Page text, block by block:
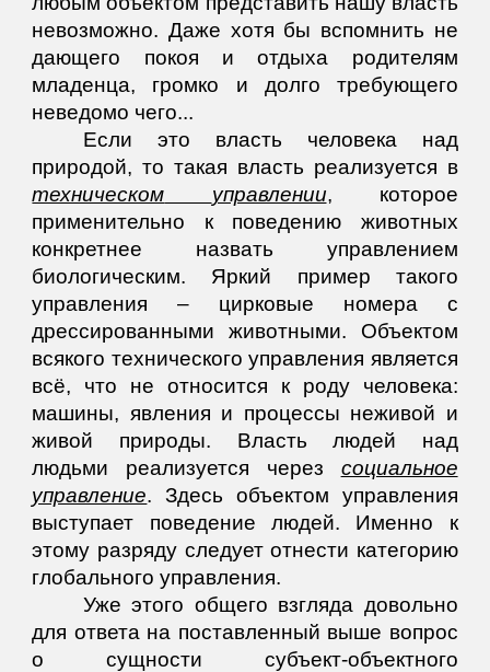
невозможно. Даже хотя бы вспомнить не
дающего покоя и отдыха родителям
младенца, громко и долго требующего
неведомо чего...
Если это власть человека над
природой, то такая власть реализуется в
техническом
управлении, которое
применительно к поведению животных
конкретнее назвать управлением
биологическим. Яркий пример такого
управления – цирковые номера с
дрессированными животными. Объектом
всякого технического управления является
всё, что не относится к роду человека:
машины, явления и процессы неживой и
живой природы. Власть людей над
людьми реализуется через социальное
управление. Здесь объектом управления
выступает поведение людей. Именно к
этому разряду следует отнести категорию
глобального управления.
Уже этого общего взгляда довольно
для ответа на поставленный выше вопрос
о сущности субъект-объектного